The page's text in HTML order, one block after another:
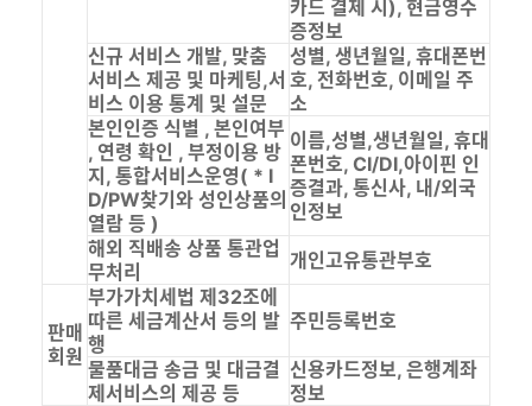
카드 결제 시), 현금영수
증정보
신규 서비스 개발, 맞춤
서비스 제공 및 마케팅,서
비스 이용 통계 및 설문
성별, 생년월일, 휴대폰번
호, 전화번호, 이메일 주
소
본인인증 식별 , 본인여부
, 연령 확인 , 부정이용 방
지, 통합서비스운영( * I
D/PW찾기와 성인상품의
열람 등 )
이름,성별,생년월일, 휴대
폰번호, CI/DI,아이핀 인
증결과, 통신사, 내/외국
인정보
해외 직배송 상품 통관업
무처리
개인고유통관부호
판매
회원
부가가치세법 제32조에
따른 세금계산서 등의 발
행
주민등록번호
물품대금 송금 및 대금결
제서비스의 제공 등
신용카드정보, 은행계좌
정보